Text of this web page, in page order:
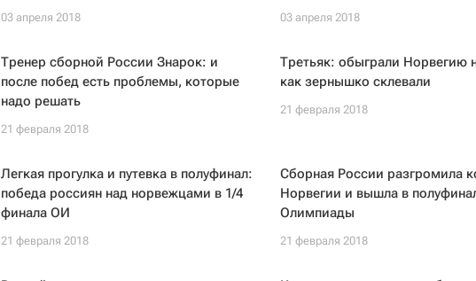
03 апреля 2018 03 апреля 2018
Тренер сборной России Знарок: и
после побед есть проблемы, которые
надо решать
21 февраля 2018
Третьяк: обыграли Норвегию
как зернышко склевали
21 февраля 2018
Легкая прогулка и путевка в полуфинал:
победа россиян над норвежцами в 1/4
финала ОИ
21 февраля 2018
Сборная России разгромила
Норвегии и вышла в
Олимпиады
21 февраля 2018